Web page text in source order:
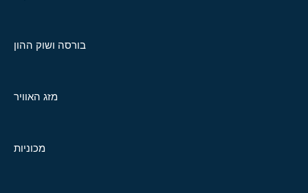
בורסה ושוק ההון
מזג האוויר
מכוניות